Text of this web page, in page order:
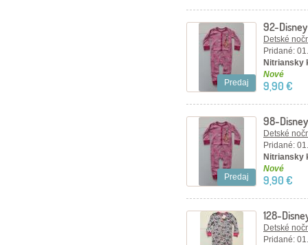
Predaj
92-
Detské
Pridané:
Nitriansky
Nové
9,90 €
Predaj
98-
Detské
Pridané:
Nitriansky
Nové
9,90 €
128-
pyžamko.
Detské
Pridané: